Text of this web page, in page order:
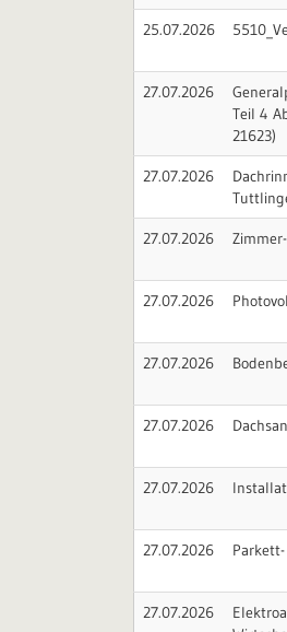
25.07.2026
27.07.2026
Teil 4
21623)
27.07.2026
27.07.2026
27.07.2026
27.07.2026
27.07.2026
27.07.2026
27.07.2026
27.07.2026